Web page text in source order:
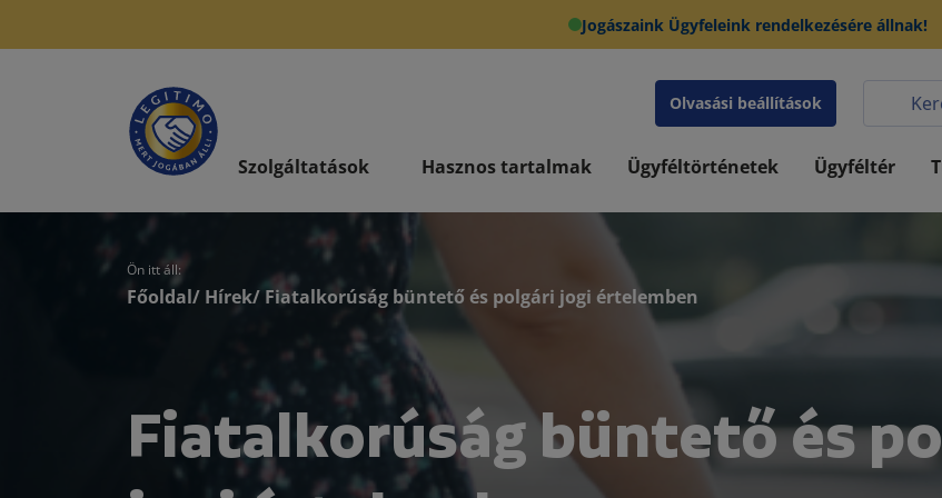
Jogászaink Ügyfeleink rendelkezésére állnak!
Olvasási beállítások
Szolgáltatások Hasznos tartalmak Ügyféltörténetek Ügyféltér
Ön itt áll:
Főoldal/ Hírek/ Fiatalkorúság büntető és polgári jogi értelemben
Fiatalkorúság büntető és